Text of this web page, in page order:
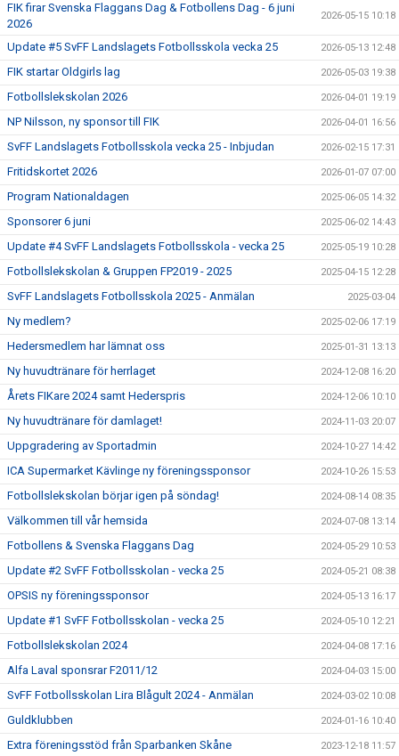
FIK firar Svenska Flaggans Dag & Fotbollens Dag - 6 juni
2026
2026-05-15 10:18
Update #5 SvFF Landslagets Fotbollsskola vecka 25 2026-05-13 12:48
FIK startar Oldgirls lag 2026-05-03 19:38
Fotbollslekskolan 2026 2026-04-01 19:19
NP Nilsson, ny sponsor till FIK 2026-04-01 16:56
SvFF Landslagets Fotbollsskola vecka 25 - Inbjudan 2026-02-15 17:31
Fritidskortet 2026 2026-01-07 07:00
Program Nationaldagen 2025-06-05 14:32
Sponsorer 6 juni 2025-06-02 14:43
Update #4 SvFF Landslagets Fotbollsskola - vecka 25 2025-05-19 10:28
Fotbollslekskolan & Gruppen FP2019 - 2025 2025-04-15 12:28
SvFF Landslagets Fotbollsskola 2025 - Anmälan 2025-03-04
Ny medlem? 2025-02-06 17:19
Hedersmedlem har lämnat oss 2025-01-31 13:13
Ny huvudtränare för herrlaget 2024-12-08 16:20
Årets FIKare 2024 samt Hederspris 2024-12-06 10:10
Ny huvudtränare för damlaget! 2024-11-03 20:07
Uppgradering av Sportadmin 2024-10-27 14:42
ICA Supermarket Kävlinge ny föreningssponsor 2024-10-26 15:53
Fotbollslekskolan börjar igen på söndag! 2024-08-14 08:35
Välkommen till vår hemsida 2024-07-08 13:14
Fotbollens & Svenska Flaggans Dag 2024-05-29 10:53
Update #2 SvFF Fotbollsskolan - vecka 25 2024-05-21 08:38
OPSIS ny föreningssponsor 2024-05-13 16:17
Update #1 SvFF Fotbollsskolan - vecka 25 2024-05-10 12:21
Fotbollslekskolan 2024 2024-04-08 17:16
Alfa Laval sponsrar F2011/12 2024-04-03 15:00
SvFF Fotbollsskolan Lira Blågult 2024 - Anmälan 2024-03-02 10:08
Guldklubben 2024-01-16 10:40
Extra föreningsstöd från Sparbanken Skåne 2023-12-18 11:57